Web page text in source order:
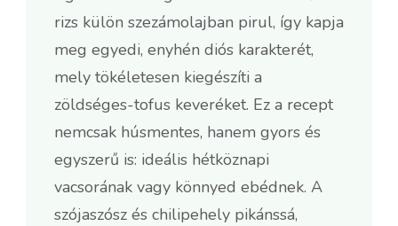
rizs külön szezámolajban pirul, így kapja
meg egyedi, enyhén diós karakterét,
mely tökéletesen kiegészíti a
zöldséges-tofus keveréket. Ez a recept
nemcsak húsmentes, hanem gyors és
egyszerű is: ideális hétköznapi
vacsorának vagy könnyed ebédnek. A
szójaszósz és chilipehely pikánssá,